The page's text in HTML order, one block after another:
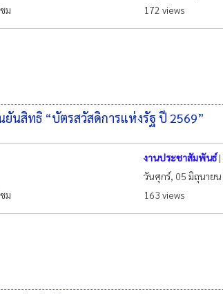
ม
172 views
ยันสิทธิ “บัตรสวัสดิการแห่งรัฐ ปี 2569”
งานประชาสัมพันธ์|
วันศุกร์, 05 มิถุนาย
ม
163 views